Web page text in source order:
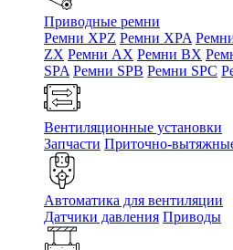
Приводные ремни
Ремни XPZ Ремни XPA
ZX Ремни AX Ремни BX
SPA Ремни SPB Ремни SPC
Вентиляционные установки
Запчасти Приточно-
Автоматика для вентиляции
Датчики давления Приводы